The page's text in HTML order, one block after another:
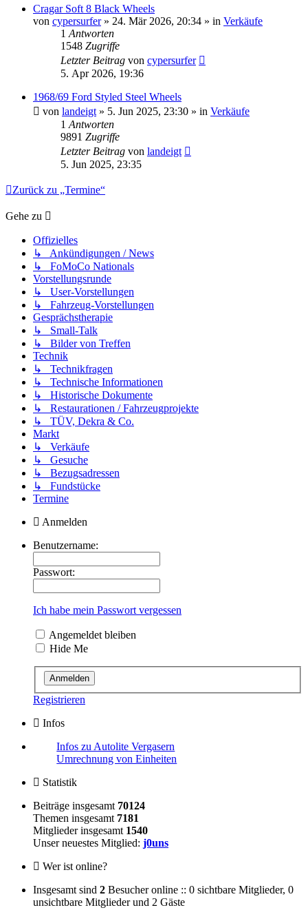
Cragar Soft 8 Black Wheels
von cypersurfer» 24. Mär 2026, 20:34 » in Verkäufe
1 Antworten
1548 Zugriffe
Letzter Beitrag von cypersurfer
5. Apr 2026, 19:36
1968/69 Ford Styled Steel Wheels
von landeigt » 5. Jun 2025, 23:30 » in Verkäufe
1 Antworten
9891 Zugriffe
Letzter Beitrag von landeigt
5. Jun 2025, 23:35
Zurück zu „Termine“
Gehe zu
Offizielles
↳ Ankündigungen / News
↳ FoMoCo Nationals
Vorstellungsrunde
↳ User-Vorstellungen
↳ Fahrzeug-Vorstellungen
Gesprächstherapie
↳ Small-Talk
↳ Bilder von Treffen
Technik
↳ Technikfragen
↳ Technische Informationen
↳ Historische Dokumente
↳ Restaurationen / Fahrzeugprojekte
↳ TÜV, Dekra & Co.
Markt
↳ Verkäufe
↳ Gesuche
↳ Bezugsadressen
↳ Fundstücke
Termine
Anmelden
Benutzername:
Passwort:
Ich habe mein Passwort vergessen
Angemeldet bleiben
Hide Me
Registrieren
Infos
Infos zu Autolite Vergasern
Umrechnung von Einheiten
Statistik
Beiträge insgesamt 70124
Themen insgesamt 7181
Mitglieder insgesamt 1540
Unser neuestes Mitglied: j0uns
Wer ist online?
Insgesamt sind 2 Besucher online :: 0 sichtbare Mitglieder, 0
unsichtbare Mitglieder und 2 Gäste